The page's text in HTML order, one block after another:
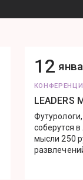
12
LEADERS
соберутся
мысли 250